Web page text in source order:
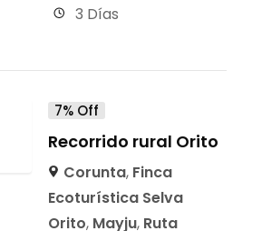
3 Días
7% Off
Recorrido rural Orito
Corunta, Finca
Ecoturística Selva
Orito, Mayju, Ruta